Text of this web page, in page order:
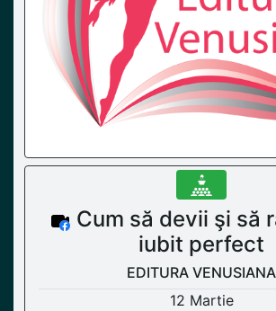
Cum să devii şi să
iubit perfect
EDITURA VENUSIANA
12 Martie